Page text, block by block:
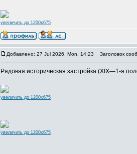
увеличить до 1200x675
Добавлено: 27 Jul 2026, Mon, 14:23 Заголовок
Рядовая историческая застройка (XIX—1-я
увеличить до 1200x675
увеличить до 1200x675